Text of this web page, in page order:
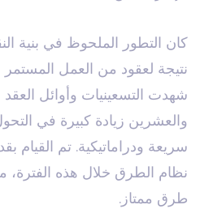
كان التطور الملحوظ في بنية
نتيجة لعقود من العمل المستمر
شهدت التسعينيات وأوائل
والعشرين زيادة كبيرة في
سريعة ودراماتيكية. تم القيام
نظام الطرق خلال هذه الفترة،
طرق ممتاز.